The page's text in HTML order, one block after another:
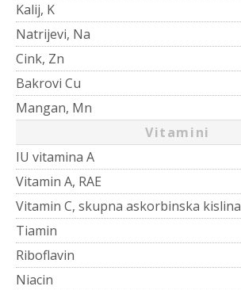
Kalij, K
Natrijevi, Na
Cink, Zn
Bakrovi Cu
Mangan, Mn
Vitamini
IU vitamina A
Vitamin A, RAE
Vitamin C, skupna askorbinska kislina
Tiamin
Riboflavin
Niacin